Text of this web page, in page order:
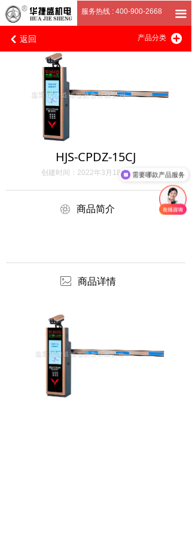
낒 返回 产品分类 끴
服务热线 : 400-900-2668 끀
首页
关于我们
产品展厅
客户案例
HJS-CPDZ-15CJ
商品简介
创建时间： 2022年3月18日 10:36
商品详情
ꁵ
ꂈ
需要哪款产品服务